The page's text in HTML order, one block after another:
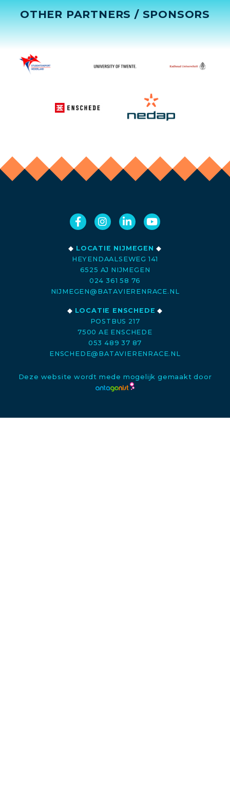
OTHER PARTNERS / SPONSORS
◆ LOCATIE NIJMEGEN ◆
HEYENDAALSEWEG 141
6525 AJ NIJMEGEN
024 361 58 76
NIJMEGEN@BATAVIERENRACE.NL
◆ LOCATIE ENSCHEDE ◆
POSTBUS 217
7500 AE ENSCHEDE
053 489 37 87
ENSCHEDE@BATAVIERENRACE.NL
Deze website wordt mede mogelijk gemaakt door